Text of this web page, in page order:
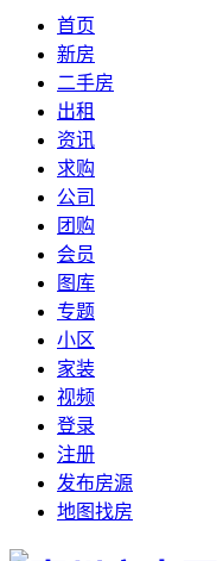
首页
新房
二手房
出租
资讯
求购
公司
团购
会员
图库
专题
小区
家装
视频
登录
注册
发布房源
地图找房